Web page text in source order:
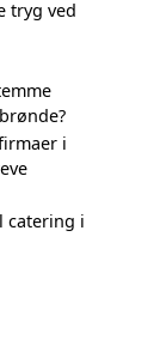
tryg ved
i
catering i